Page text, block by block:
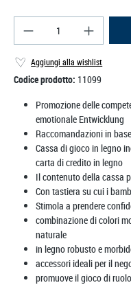
Quantità del
Aggiungi alla wishlist
Codice prodotto: 11099
Promozione delle
emotionale Entwicklung
Raccomandazioni in
Cassa di gioco in legno
carta di credito in legno
Il contenuto della cassa
Con tastiera su cui i
Stimola a prendere
combinazione di colori
naturale
in legno robusto e
accessori ideali per il
promuove il gioco di